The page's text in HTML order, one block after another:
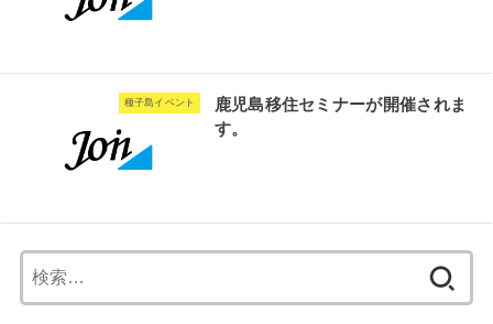
種子島イベント
鹿児島移住セミナーが開催されま
す。
索: